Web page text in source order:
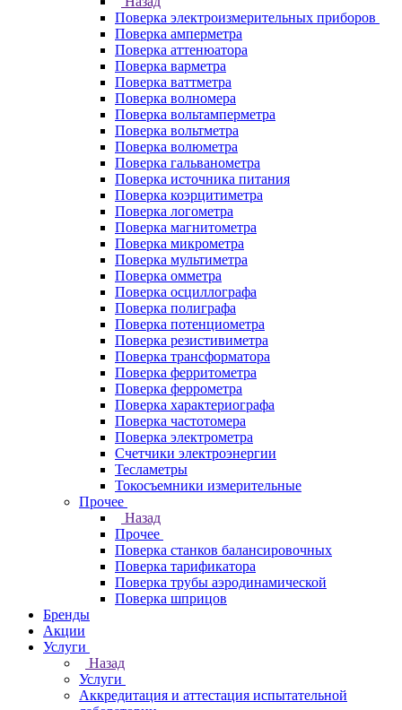
Поверка электроизмерительных приборов
Поверка амперметра
Поверка аттенюатора
Поверка варметра
Поверка ваттметра
Поверка волномера
Поверка вольтамперметра
Поверка вольтметра
Поверка волюметра
Поверка гальванометра
Поверка источника питания
Поверка коэрцитиметра
Поверка логометра
Поверка магнитометра
Поверка микрометра
Поверка мультиметра
Поверка омметра
Поверка осциллографа
Поверка полиграфа
Поверка потенциометра
Поверка резистивиметра
Поверка трансформатора
Поверка ферритометра
Поверка феррометра
Поверка характериографа
Поверка частотомера
Поверка электрометра
Счетчики электроэнергии
Тесламетры
Токосъемники измерительные
Прочее
Назад
Прочее
Поверка станков балансировочных
Поверка тарификатора
Поверка трубы аэродинамической
Поверка шприцов
Бренды
Акции
Услуги
Назад
Услуги
Аккредитация и аттестация испытательной